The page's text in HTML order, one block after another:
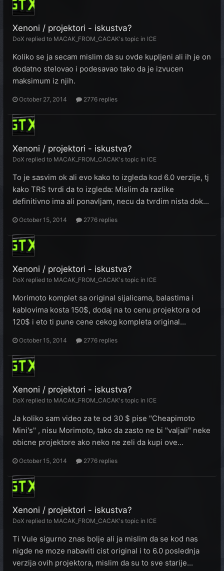
Xenoni / projektori - iskustva?
DoX replied to MACAK_FROM_CACAK's topic in ICE
Koliko se ja secam mislim da su ovde kupljeni ali ih je on
dodatno stelovao i podesavao tako da je izvucen
maksimum iz njih.
October 27, 2014 2776 replies
Xenoni / projektori - iskustva?
DoX replied to MACAK_FROM_CACAK's topic in ICE
To je sasvim ok ali evo kako to izgleda kod 6.0 verzije, tj
kako TRS tvrdi da to izgleda: Mislim da razlike
definitivno ima ali ponavljam, necu da tvrdim nista dok...
October 15, 2014 2776 replies
Xenoni / projektori - iskustva?
DoX replied to MACAK_FROM_CACAK's topic in ICE
Morimoto komplet sa original sijalicama, balastima i
kablovima kosta 150$, dodaj na to cenu projektora od
120$ i eto ti pune cene cekog kompleta original...
October 15, 2014 2776 replies
Xenoni / projektori - iskustva?
DoX replied to MACAK_FROM_CACAK's topic in ICE
Ja koliko sam video za te od 30 $ pise "Cheapimoto
Mini's" , nisu Morimoto, tako da zasto ne bi "valjali" neke
obicne projektore ako neko ne zeli da kupi ove...
October 15, 2014 2776 replies
Xenoni / projektori - iskustva?
DoX replied to MACAK_FROM_CACAK's topic in ICE
Ti Vule sigurno znas bolje ali ja mislim da se kod nas
nigde ne moze nabaviti cist original i to 6.0 poslednja
verzija ovih projektora, mislim da su to sve starije...